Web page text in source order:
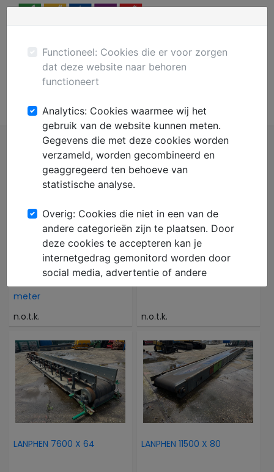
Plaats gratis advertentie
Mechanisatie
- Transportband 3.47
meter
n.o.t.k.
n.o.t.k.
LANPHEN 7600 X 64 LANPHEN 11500 X 80